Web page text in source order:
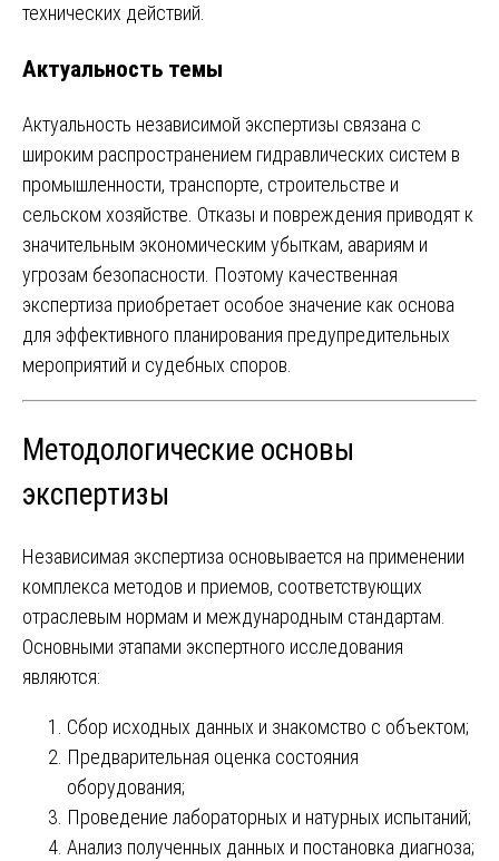
технических действий.
Актуальность темы
Актуальность независимой экспертизы связана с
широким распространением гидравлических систем в
промышленности, транспорте, строительстве и
сельском хозяйстве. Отказы и повреждения приводят к
значительным экономическим убыткам, авариям и
угрозам безопасности. Поэтому качественная
экспертиза приобретает особое значение как основа
для эффективного планирования предупредительных
мероприятий и судебных споров.
Методологические основы
экспертизы
Независимая экспертиза основывается на применении
комплекса методов и приемов, соответствующих
отраслевым нормам и международным стандартам.
Основными этапами экспертного исследования
являются:
Сбор исходных данных и знакомство с объектом;
Предварительная оценка состояния
оборудования;
Проведение лабораторных и натурных испытаний;
Анализ полученных данных и постановка диагноза;